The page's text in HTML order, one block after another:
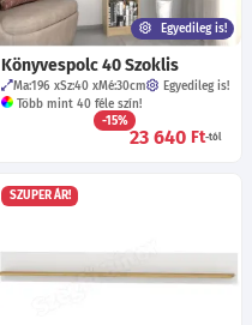
Egyedileg is!
Könyvespolc 40 Szoklis
Ma:196 Sz:40 Mé:30cm
Egyedileg is!
Több mint 40 féle szín!
-15%
23 640 Ft-tól
SZUPER ÁR!